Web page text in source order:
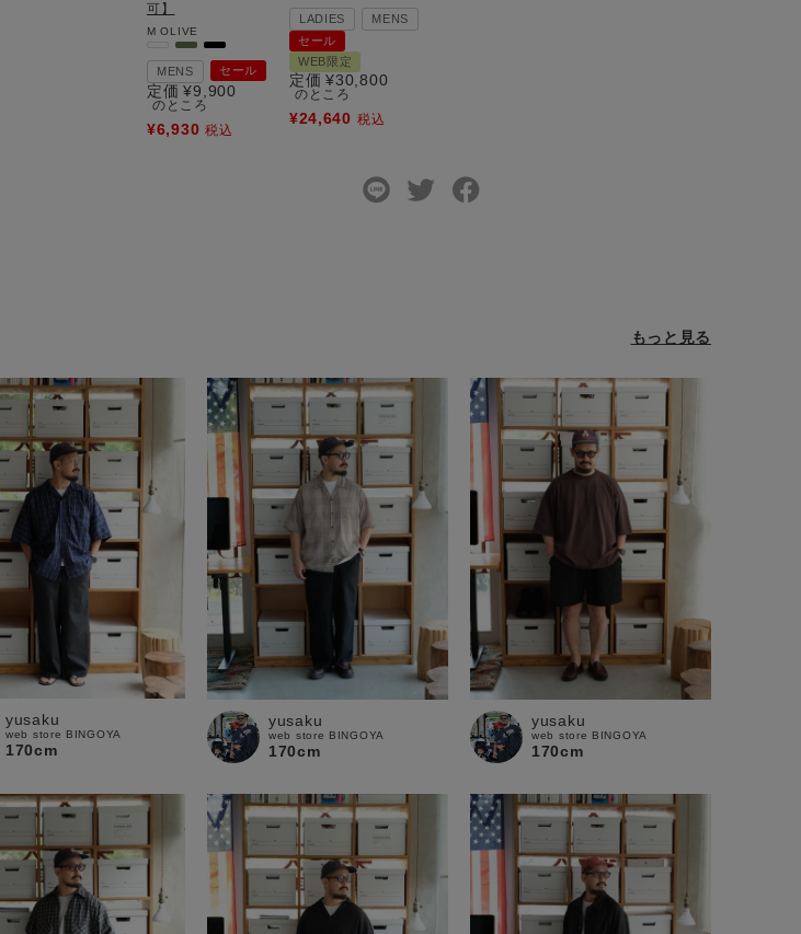
可】
M OLIVE
MENS セール
定価 ¥9,900
のところ
¥6,930 税込
LADIES
MENS
セール
WEB限定
定価 ¥30,800
のところ
¥24,640 税込
yusaku
web store BINGOYA
170cm
yusaku
web store BINGOYA
170cm
yusaku
web store BINGOYA
170cm
もっと見る